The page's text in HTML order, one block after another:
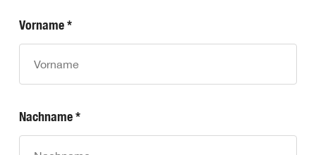
Vorname *
Nachname *